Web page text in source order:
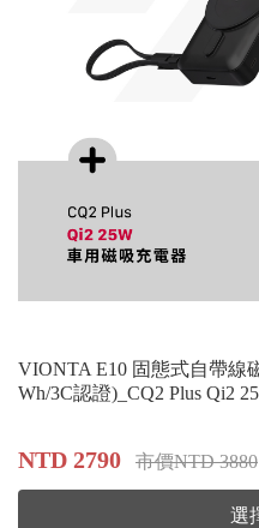
VIONTA E10 固態式自帶線
Wh/3C認證)_CQ2 Plus Qi2
NTD 2790 市價NTD 3880
選